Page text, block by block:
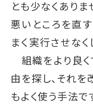
とも少なくありま
悪いところを直
まく実行させな
組織をより良く
由を探し、それ
もよく使う手法で